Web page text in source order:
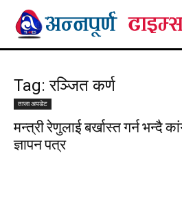
Tag: रञ्जित कर्ण
ताजा अपडेट
मन्त्री रेणुलाई बर्खास्त गर्न भन्दै
ज्ञापन पत्र